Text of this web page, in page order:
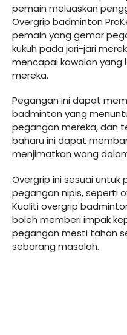
pemain meluaskan
Overgrip badminton
pemain yang gemar
kukuh pada jari-jari
mencapai kawalan yang
mereka.
Pegangan ini dapat
badminton yang
pegangan mereka, dan
baharu ini dapat
menjimatkan wang
Overgrip ini sesuai untuk
pegangan nipis, seperti
Kualiti overgrip
boleh memberi impak
pegangan mesti tahan
sebarang masalah.